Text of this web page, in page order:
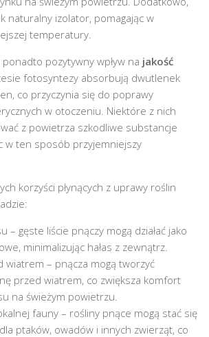
naturalny izolator, pomagając w
temperatury.
pozytywny wpływ na jakość
fotosyntezy absorbują dwutlenek
co przyczynia się do poprawy
w otoczeniu. Niektóre z nich
z powietrza szkodliwe substancje
w ten sposób przyjemniejszy
korzyści płynących z uprawy roślin
– gęste liście pnączy mogą działać jako
minimalizując hałas z zewnątrz.
wiatrem – pnącza mogą tworzyć
przed wiatrem, co zwiększa komfort
na świeżym powietrzu.
fauny – rośliny pnące mogą stać się
ptaków, owadów i innych zwierząt, co